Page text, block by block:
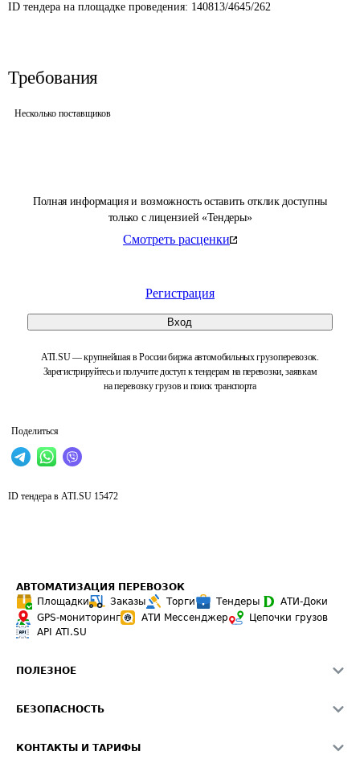
Полная информация и возможность оставить отклик доступны
только с лицензией «Тендеры»
Смотреть расценки
Регистрация
Вход
ATI.SU — крупнейшая в России биржа автомобильных грузоперевозок.
Зарегистрируйтесь и получите доступ к тендерам на перевозки, заявкам
на перевозку грузов и поиск транспорта
Поделиться
ID тендера на площадке проведения: 140813/4645/262
Требования
Несколько поставщиков
ID тендера в ATI.SU 15472
АВТОМАТИЗАЦИЯ ПЕРЕВОЗОК
Площадки
Заказы Торги Тендеры
АТИ-Доки
GPS-мониторинг
АТИ Мессенджер
Цепочки грузов
API ATI.SU
ПОЛЕЗНОЕ
Звезды ATI.SU на вашем сайте
БЕЗОПАСНОСТЬ
КОНТАКТЫ И ТАРИФЫ